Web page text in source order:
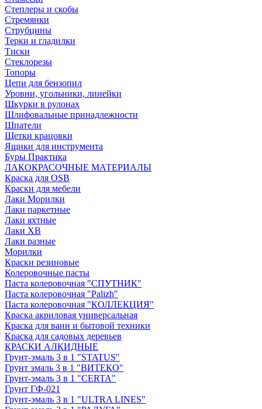
Степлеры и скобы
Стремянки
Струбцины
Терки и гладилки
Тиски
Стеклорезы
Топоры
Цепи для бензопил
Уровни, угольники, линейки
Шкурки в рулонах
Шлифовальные принадлежности
Шпатели
Щетки крацовки
Ящики для инструмента
Буры Практика
ЛАКОКРАСОЧНЫЕ МАТЕРИАЛЫ
Краска для OSB
Краски для мебели
Лаки Морилки
Лаки паркетные
Лаки яхтные
Лаки ХВ
Лаки разные
Морилки
Краски резиновые
Колеровочные пасты
Паста колеровочная "СПУТНИК"
Паста колеровочная "Palizh"
Паста колеровочная "КОЛЛЕКЦИЯ"
Краска акриловая универсальная
Краска для ванн и бытовой техники
Краска для садовых деревьев
КРАСКИ АЛКИДНЫЕ
Грунт-эмаль 3 в 1 "STATUS"
Грунт эмаль 3 в 1 "ВИТЕКО"
Грунт-эмаль 3 в 1 "CERTA"
Грунт ГФ-021
Грунт-эмаль 3 в 1 "ULTRA LINES"